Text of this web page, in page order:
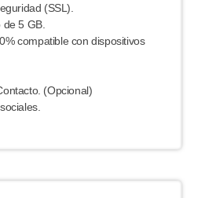
(SSL).
5 GB.
compatible con dispositivos
(Opcional)